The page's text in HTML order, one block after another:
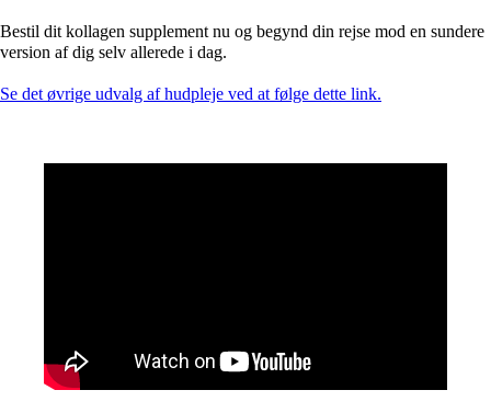
Bestil dit kollagen supplement nu og begynd din rejse mod en sundere
version af dig selv allerede i dag.
Se det øvrige udvalg af hudpleje ved at følge dette link.